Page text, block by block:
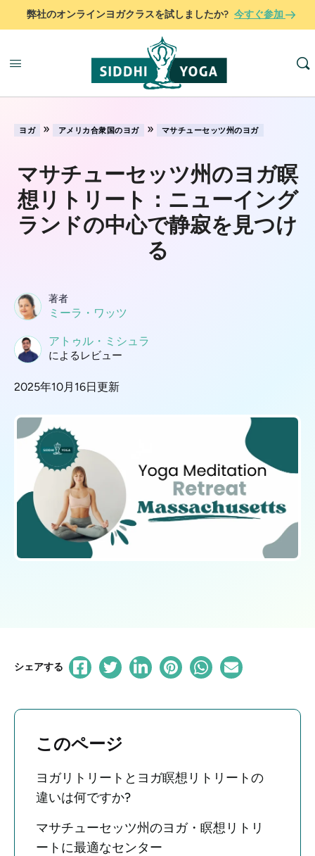
弊社のオンラインヨガクラスを試しましたか? 今すぐ参加
ヨガ » アメリカ合衆国のヨガ » マサチューセッツ州のヨガ
マサチューセッツ州のヨガ瞑
想リトリート：ニューイング
ランドの中心で静寂を見つけ
る
著者
ミーラ・ワッツ
アトゥル・ミシュラ
によるレビュー
2025年10月16日更新
シェアする
このページ
ヨガリトリートとヨガ瞑想リトリートの
違いは何ですか?
マサチューセッツ州のヨガ・瞑想リトリ
ートに最適なセンター